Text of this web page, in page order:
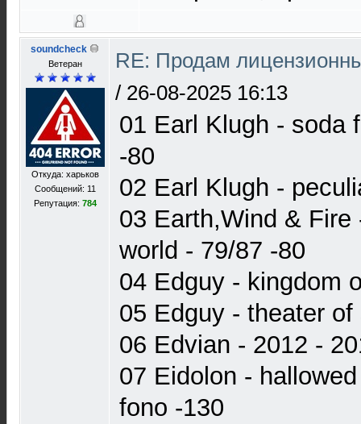
soundcheck
Ветеран
Откуда: харьков
Сообщений: 11
Репутация: 784
RE: Продам
/ 26-08-2025 16:13
01 Earl Klugh - soda
-80
02 Earl Klugh -
03 Earth,Wind &
world - 79/87 -80
04 Edguy - kingdom
05 Edguy - theater
06 Edvian - 2012 -
07 Eidolon -
fono -130